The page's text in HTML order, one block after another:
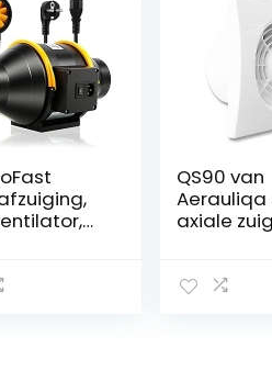
QS90 van
Aerauliqa
axiale
m³/h –